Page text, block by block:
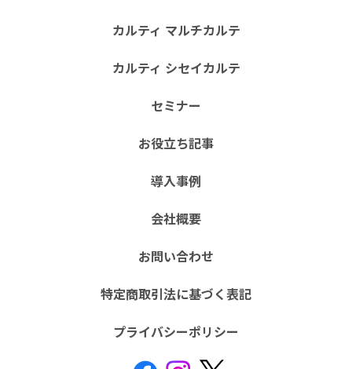
カルティ マルチカルテ
カルティ シセイカルテ
セミナー
お役立ち記事
導入事例
会社概要
お問い合わせ
特定商取引法に基づく表記
プライバシーポリシー